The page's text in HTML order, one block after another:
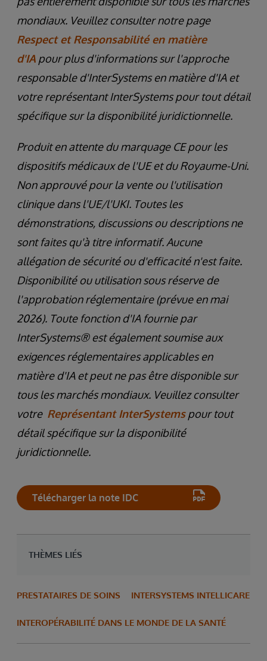
mondiaux. Veuillez consulter notre page
Respect et Responsabilité en matière
d'IA pour plus d'informations sur l'approche
responsable d'InterSystems en matière d'IA et
votre représentant InterSystems pour tout détail
spécifique sur la disponibilité juridictionnelle.
Produit en attente du marquage CE pour les
dispositifs médicaux de l'UE et du Royaume-Uni.
Non approuvé pour la vente ou l'utilisation
clinique dans l'UE/l'UKI. Toutes les
démonstrations, discussions ou descriptions ne
sont faites qu'à titre informatif. Aucune
allégation de sécurité ou d'efficacité n'est faite.
Disponibilité ou utilisation sous réserve de
l'approbation réglementaire (prévue en mai
2026). Toute fonction d'IA fournie par
InterSystems® est également soumise aux
exigences réglementaires applicables en
matière d'IA et peut ne pas être disponible sur
tous les marchés mondiaux. Veuillez consulter
votre Représentant InterSystemspour tout
détail spécifique sur la disponibilité
juridictionnelle.
Télécharger la note IDC
THÈMES LIÉS
PRESTATAIRES DE SOINS INTERSYSTEMS INTELLICARE
INTEROPÉRABILITÉ DANS LE MONDE DE LA SANTÉ